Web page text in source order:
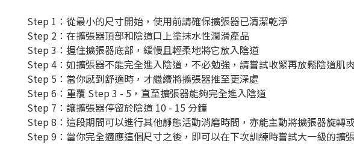
Step 1：從最小的尺寸開始，使用前請確保擴張器已清潔乾淨
Step 2： 在擴張器頂部和陰道口上塗抹水性潤滑產品
Step 3：握住擴張器底部，緩慢且輕柔地將它放入陰道
Step 4：如擴張器不能完全進入陰道，不必勉強，請嘗試收緊再放鬆陰道肌肉
Step 5：當你感到舒適時，才繼續將擴張器推至更深處
Step 6：重覆 Step 3 - 5，直至擴張器能夠完全進入陰道
Step 7：讓擴張器停留於陰道 10 - 15 分鐘
Step 8：這段期間可以進行其他靜態活動消磨時間，亦能主動將擴張器旋轉
Step 9：當你完全適應這個尺寸之後，即可以在下次訓練時嘗試大一級的擴